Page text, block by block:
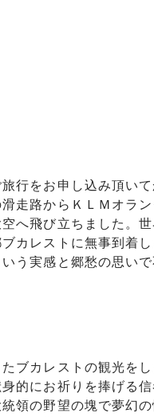
行をお申し込み頂い
走路からＫＬＭオラ
へ飛び立ちました。
カレストに無事到着
う実感と郷愁の思い
ブカレストの観光を
的にお祈りを捧げる
領の野望の塊で夢幻